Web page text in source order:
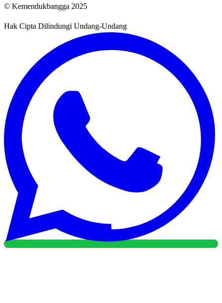
© Kemendukbangga 2025
Hak Cipta Dilindungi Undang-Undang